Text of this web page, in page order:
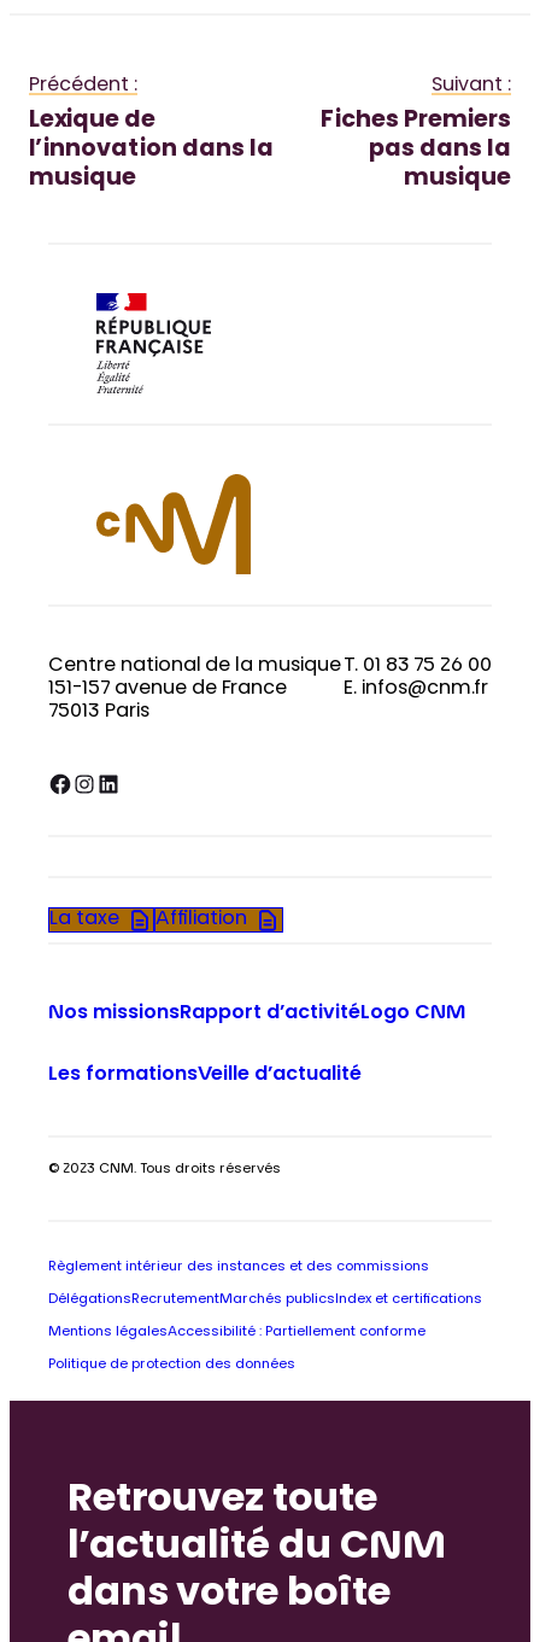
Précédent :
Lexique de
l’innovation dans la
musique
Suivant :
Fiches Premiers
pas dans la
musique
Centre national de la musique
151-157 avenue de France
75013 Paris
T. 01 83 75 26 00
E. infos@cnm.fr
Facebook InstagramLinkedIn
La taxe Affiliation
Nos missionsRapport d’activitéLogo CNM
Les formationsVeille d’actualité
© 2023 CNM. Tous droits réservés
Règlement intérieur des instances et des commissions
Délégations RecrutementMarchés publics Index et certifications
Mentions légalesAccessibilité : Partiellement conforme
Politique de protection des données
Retrouvez toute
l’actualité du CNM
dans votre boîte